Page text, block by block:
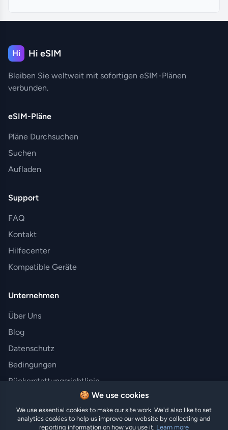
Hi Hi eSIM
Bleiben Sie weltweit mit sofortigen eSIM-Plänen
verbunden.
eSIM-Pläne
Pläne Durchsuchen
Suchen
Aufladen
Support
FAQ
Kontakt
Hilfecenter
Kompatible Geräte
Unternehmen
Über Uns
Blog
Datenschutz
Bedingungen
Rückerstattungsrichtlinie
© 2025 Hi eSIM. Alle Rechte vorbehalten.
🍪 We use cookies
We use essential cookies to make our site work. We'd also like to set
analytics cookies to help us improve our website by collecting and
reporting information on how you use it. Learn more